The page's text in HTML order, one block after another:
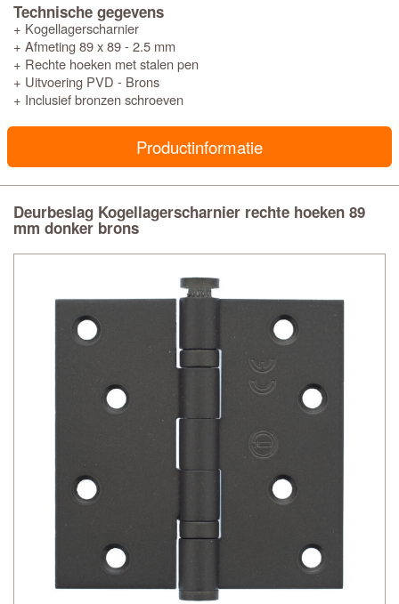
Technische gegevens
+ Kogellagerscharnier
+ Afmeting 89 x 89 - 2.5 mm
+ Rechte hoeken met stalen pen
+ Uitvoering PVD - Brons
+ Inclusief bronzen schroeven
Productinformatie
Deurbeslag Kogellagerscharnier rechte hoeken 89
mm donker brons